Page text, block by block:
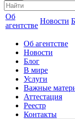
Об
агентстве
Новости
Об агентстве
Новости
Блог
В мире
Услуги
Важные
Аттестация
Реестр
Контакты